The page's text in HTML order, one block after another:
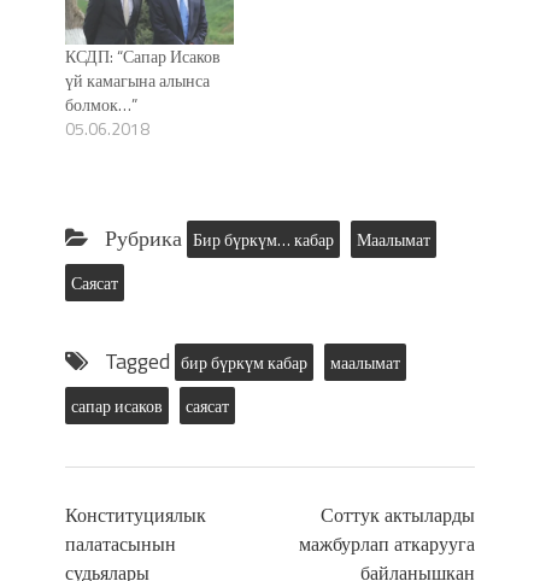
КСДП: “Сапар Исаков
үй камагына алынса
болмок…”
05.06.2018
Рубрика Бир бүркүм… кабар
Маалымат
Саясат
Tagged бир бүркүм кабар
маалымат
сапар исаков
саясат
Конституциялык
палатасынын
судьялары
Соттук актыларды
мажбурлап аткарууга
байланышкан